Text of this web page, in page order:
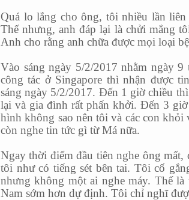
Quá lo lắng cho ông, tôi nhiều lần
Thế nhưng, anh đáp lại là chửi mắng
Anh cho rằng anh chữa được mọi loại
Vào sáng ngày 5/2/2017 nhằm ngày
công tác ở Singapore thì nhận được
sáng ngày 5/2/2017. Đến 1 giờ chiều
lại và gia đình rất phấn khởi. Đến 3
hình không sao nên tôi và các con
còn nghe tin tức gì từ Má nữa.
Ngay thời điểm đầu tiên nghe ông
tôi như có tiếng sét bên tai. Tôi cố
nhưng không một ai nghe máy. Thế
Nam sớm hơn dự định. Tôi chỉ nghĩ